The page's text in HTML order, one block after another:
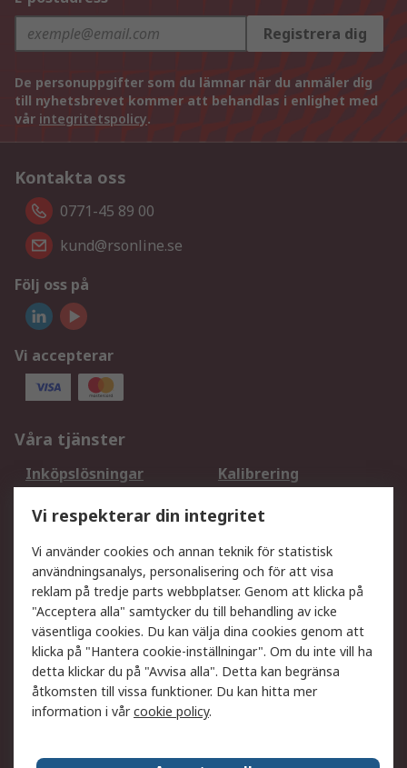
Registrera dig
De personuppgifter som du lämnar när du anmäler dig
till nyhetsbrevet kommer att behandlas i enlighet med
vår integritetspolicy.
Kontakta oss
0771-45 89 00
kund@rsonline.se
Följ oss på
Vi accepterar
Våra tjänster
Inköpslösningar
Kalibrering
DesignSpark
Teknisk Support
Ditt lokala säljteam
Exportlösningar
Support
Få hjälp
Retur av varor
Leverans
Spåra din order
Begär en fakturakopi
Fördelar med RS-konto
Betalningsalternativ
Vi respekterar din integritet
Vi använder cookies och annan teknik för statistisk
användningsanalys, personalisering och för att visa
reklam på tredje parts webbplatser. Genom att klicka på
"Acceptera alla" samtycker du till behandling av icke
väsentliga cookies. Du kan välja dina cookies genom att
klicka på "Hantera cookie-inställningar". Om du inte vill ha
detta klickar du på "Avvisa alla". Detta kan begränsa
åtkomsten till vissa funktioner. Du kan hitta mer
information i vårcookie policy.